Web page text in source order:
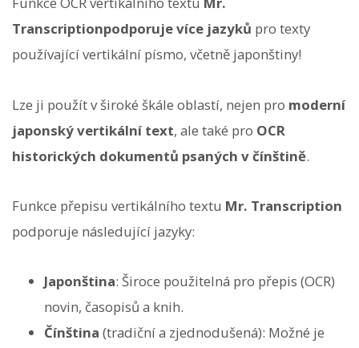
Transcriptionpodporuje více jazyků pro texty
používající vertikální písmo, včetně japonštiny!
Lze ji použít v široké škále oblastí, nejen pro moderní
japonský vertikální text, ale také pro OCR
historických dokumentů psaných v čínštině.
Funkce přepisu vertikálního textu Mr. Transcription
podporuje následující jazyky:
Japonština: Široce použitelná pro přepis (OCR)
novin, časopisů a knih.
Čínština (tradiční a zjednodušená): Možné je